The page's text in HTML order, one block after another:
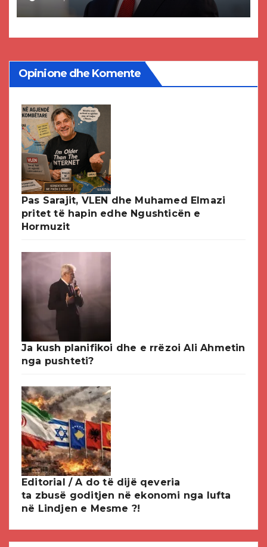
paligjshëm të selisë së VMRO-
DPMNE-së
Opinione dhe Komente
Pas Sarajit, VLEN dhe Muhamed Elmazi
pritet të hapin edhe Ngushticën e
Hormuzit
Ja kush planifikoi dhe e rrëzoi Ali Ahmetin
nga pushteti?
Editorial / A do të dijë qeveria
ta zbusë goditjen në ekonomi nga lufta
në Lindjen e Mesme ?!